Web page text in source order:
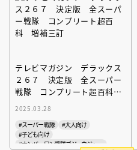
テレビマガジン デラックス
２６７ 決定版 全スーパー
戦隊 コンプリート超百科
増補三訂
2025.03.28
#スーパー戦隊
#大人向け
#子ども向け
#ナンバーワン戦隊ゴジュウジャー